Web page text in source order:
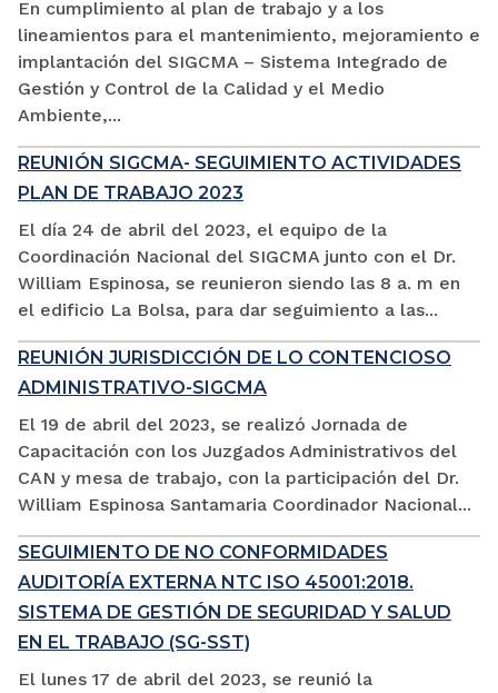
En cumplimiento al plan de trabajo y a los
lineamientos para el mantenimiento, mejoramiento e
implantación del SIGCMA – Sistema Integrado de
Gestión y Control de la Calidad y el Medio
Ambiente,...
REUNIÓN SIGCMA- SEGUIMIENTO ACTIVIDADES
PLAN DE TRABAJO 2023
El día 24 de abril del 2023, el equipo de la
Coordinación Nacional del SIGCMA junto con el Dr.
William Espinosa, se reunieron siendo las 8 a. m en
el edificio La Bolsa, para dar seguimiento a las...
REUNIÓN JURISDICCIÓN DE LO CONTENCIOSO
ADMINISTRATIVO-SIGCMA
El 19 de abril del 2023, se realizó Jornada de
Capacitación con los Juzgados Administrativos del
CAN y mesa de trabajo, con la participación del Dr.
William Espinosa Santamaria Coordinador Nacional...
SEGUIMIENTO DE NO CONFORMIDADES
AUDITORÍA EXTERNA NTC ISO 45001:2018.
SISTEMA DE GESTIÓN DE SEGURIDAD Y SALUD
EN EL TRABAJO (SG-SST)
El lunes 17 de abril del 2023, se reunió la